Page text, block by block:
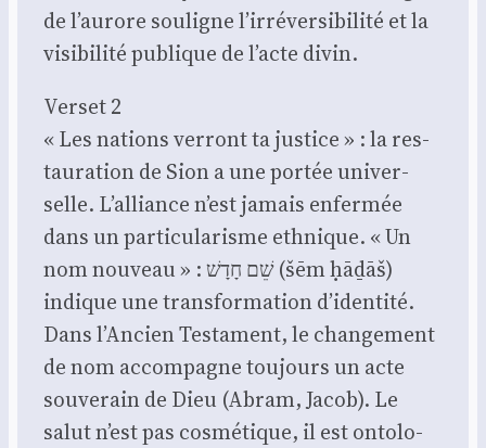
de l’aurore sou­ligne l’irréversibilité et la
visi­bi­li­té publique de l’acte divin.
Ver­set 2
« Les nations ver­ront ta jus­tice » : la res­
tau­ra­tion de Sion a une por­tée uni­ver­
selle. L’alliance n’est jamais enfer­mée
dans un par­ti­cu­la­risme eth­nique. « Un
nom nou­veau » : שֵׁם חָדָשׁ (šēm ḥāḏāš)
indique une trans­for­ma­tion d’identité.
Dans l’Ancien Tes­ta­ment, le chan­ge­ment
de nom accom­pagne tou­jours un acte
sou­ve­rain de Dieu (Abram, Jacob). Le
salut n’est pas cos­mé­tique, il est onto­lo­